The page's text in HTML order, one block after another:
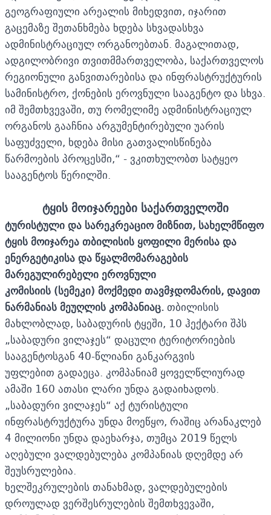
გეოგრაფიული არეალის მიხედვით, იჯარით
გაცემაზე შეთანხმება ხდება სხვადასხვა
ადმინისტრაციულ ორგანოებთან. მაგალითად,
ადგილობრივი თვითმმართველობა, საქართველოს
რეგიონული განვითარებისა და ინფრასტრუქტურის
სამინისტრო, ქონების ეროვნული სააგენტო და სხვა.
იმ შემთხვევაში, თუ რომელიმე ადმინისტრაციულ
ორგანოს გააჩნია არგუმენტირებული უარის
საფუძველი, ხდება მისი გათვალისწინება
წარმოების პროცესში,“ - ვკითხულობთ სატყეო
სააგენტოს წერილში.
ტყის მოიჯარეები საქართველოში
ტურისტული და სარეკრეაციო მიზნით, სახელმწიფო
ტყის მოიჯარეა თბილისის ყოფილი მერისა და
ენერგეტიკისა და წყალმომარაგების
მარეგულირებელი ეროვნული
კომისიის (სემეკი) მოქმედი თავმჯდომარის, დავით
ნარმანიას მეუღლის კომპანიაც.თბილისის
მახლობლად, საბადურის ტყეში, 10 ჰექტარი შპს
„საბადური ვილაჯეს“ დაცული ტერიტორიების
სააგენტოსგან 40-წლიანი განკარგვის
უფლებით გადაეცა. კომპანიამ ყოველწლიურად
ამაში 160 ათასი ლარი უნდა გადაიხადოს.
„საბადური ვილაჯეს“ აქ ტურისტული
ინფრასტრუქტურა უნდა მოეწყო, რაშიც არანაკლებ
4 მილიონი უნდა დაეხარჯა, თუმცა 2019 წელს
აღებული ვალდებულება კომპანიას დღემდე არ
შეუსრულებია.
ხელშეკრულების თანახმად, ვალდებულების
დროულად ვერშესრულების შემთხვევაში,